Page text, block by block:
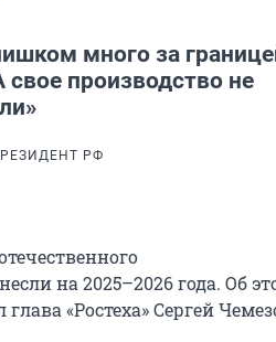
много за
свое производство не
РФ
на 2025–2026 года. Об
«Ростеха» Сергей